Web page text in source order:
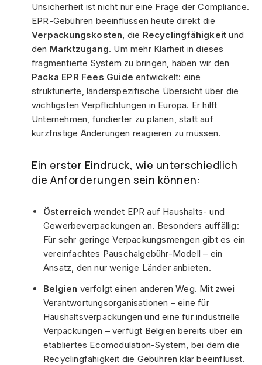
Unsicherheit ist nicht nur eine Frage der Compliance.
EPR-Gebühren beeinflussen heute direkt die
Verpackungskosten , die Recyclingfähigkeit und
den Marktzugang. Um mehr Klarheit in dieses
fragmentierte System zu bringen, haben wir den
Packa EPR Fees Guide entwickelt: eine
strukturierte, länderspezifische Übersicht über die
wichtigsten Verpflichtungen in Europa. Er hilft
Unternehmen, fundierter zu planen, statt auf
kurzfristige Änderungen reagieren zu müssen.
Ein erster Eindruck, wie unterschiedlich
die Anforderungen sein können:
Österreich wendet EPR auf Haushalts- und
Gewerbeverpackungen an. Besonders auffällig:
Für sehr geringe Verpackungsmengen gibt es ein
vereinfachtes Pauschalgebühr-Modell – ein
Ansatz, den nur wenige Länder anbieten.
Belgien verfolgt einen anderen Weg. Mit zwei
Verantwortungsorganisationen – eine für
Haushaltsverpackungen und eine für industrielle
Verpackungen – verfügt Belgien bereits über ein
etabliertes Ecomodulation-System, bei dem die
Recyclingfähigkeit die Gebühren klar beeinflusst.